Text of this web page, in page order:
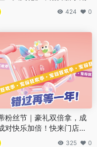
424 0
粉丝节｜豪礼双倍拿，成
对快乐加倍！快来门店参
！
325 0